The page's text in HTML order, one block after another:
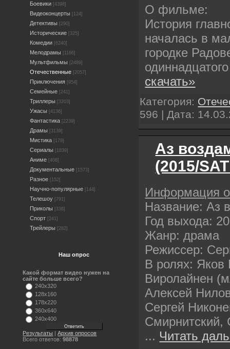
Боевики [4398]
Видеоконцерты [124]
Детективы [290]
Исторические [325]
Комедии [6240]
Мелодрамы [1166]
Мультфильмы [2489]
Отечественные [2057]
Приключения [954]
Семейные [241]
Триллеры [3203]
Ужасы [4136]
Фантастика [2239]
Драмы [3139]
Мистика [179]
Сериалы [1839]
Аниме [408]
Документальные [1573]
Разное [152]
Научно-популярные [144]
Телешоу [791]
Приколы [336]
Спорт [241]
Трейлеры [282]
Наш опрос
Какой формат видео нужен на
сайте больше всего?
240x320
128x160
178x220
360x640
240x400
Результаты |Архив опросов
Всего ответов:98878
О фильме:
История
началась в
городке
скачать»
Категория:
596 | Дата:
Аз
(2015/
Информация
Название: Аз
Год выхода:
Жанр: драма
Режиссер:
В ролях:
Виролайнен
Алексей
Сергей
... Читать